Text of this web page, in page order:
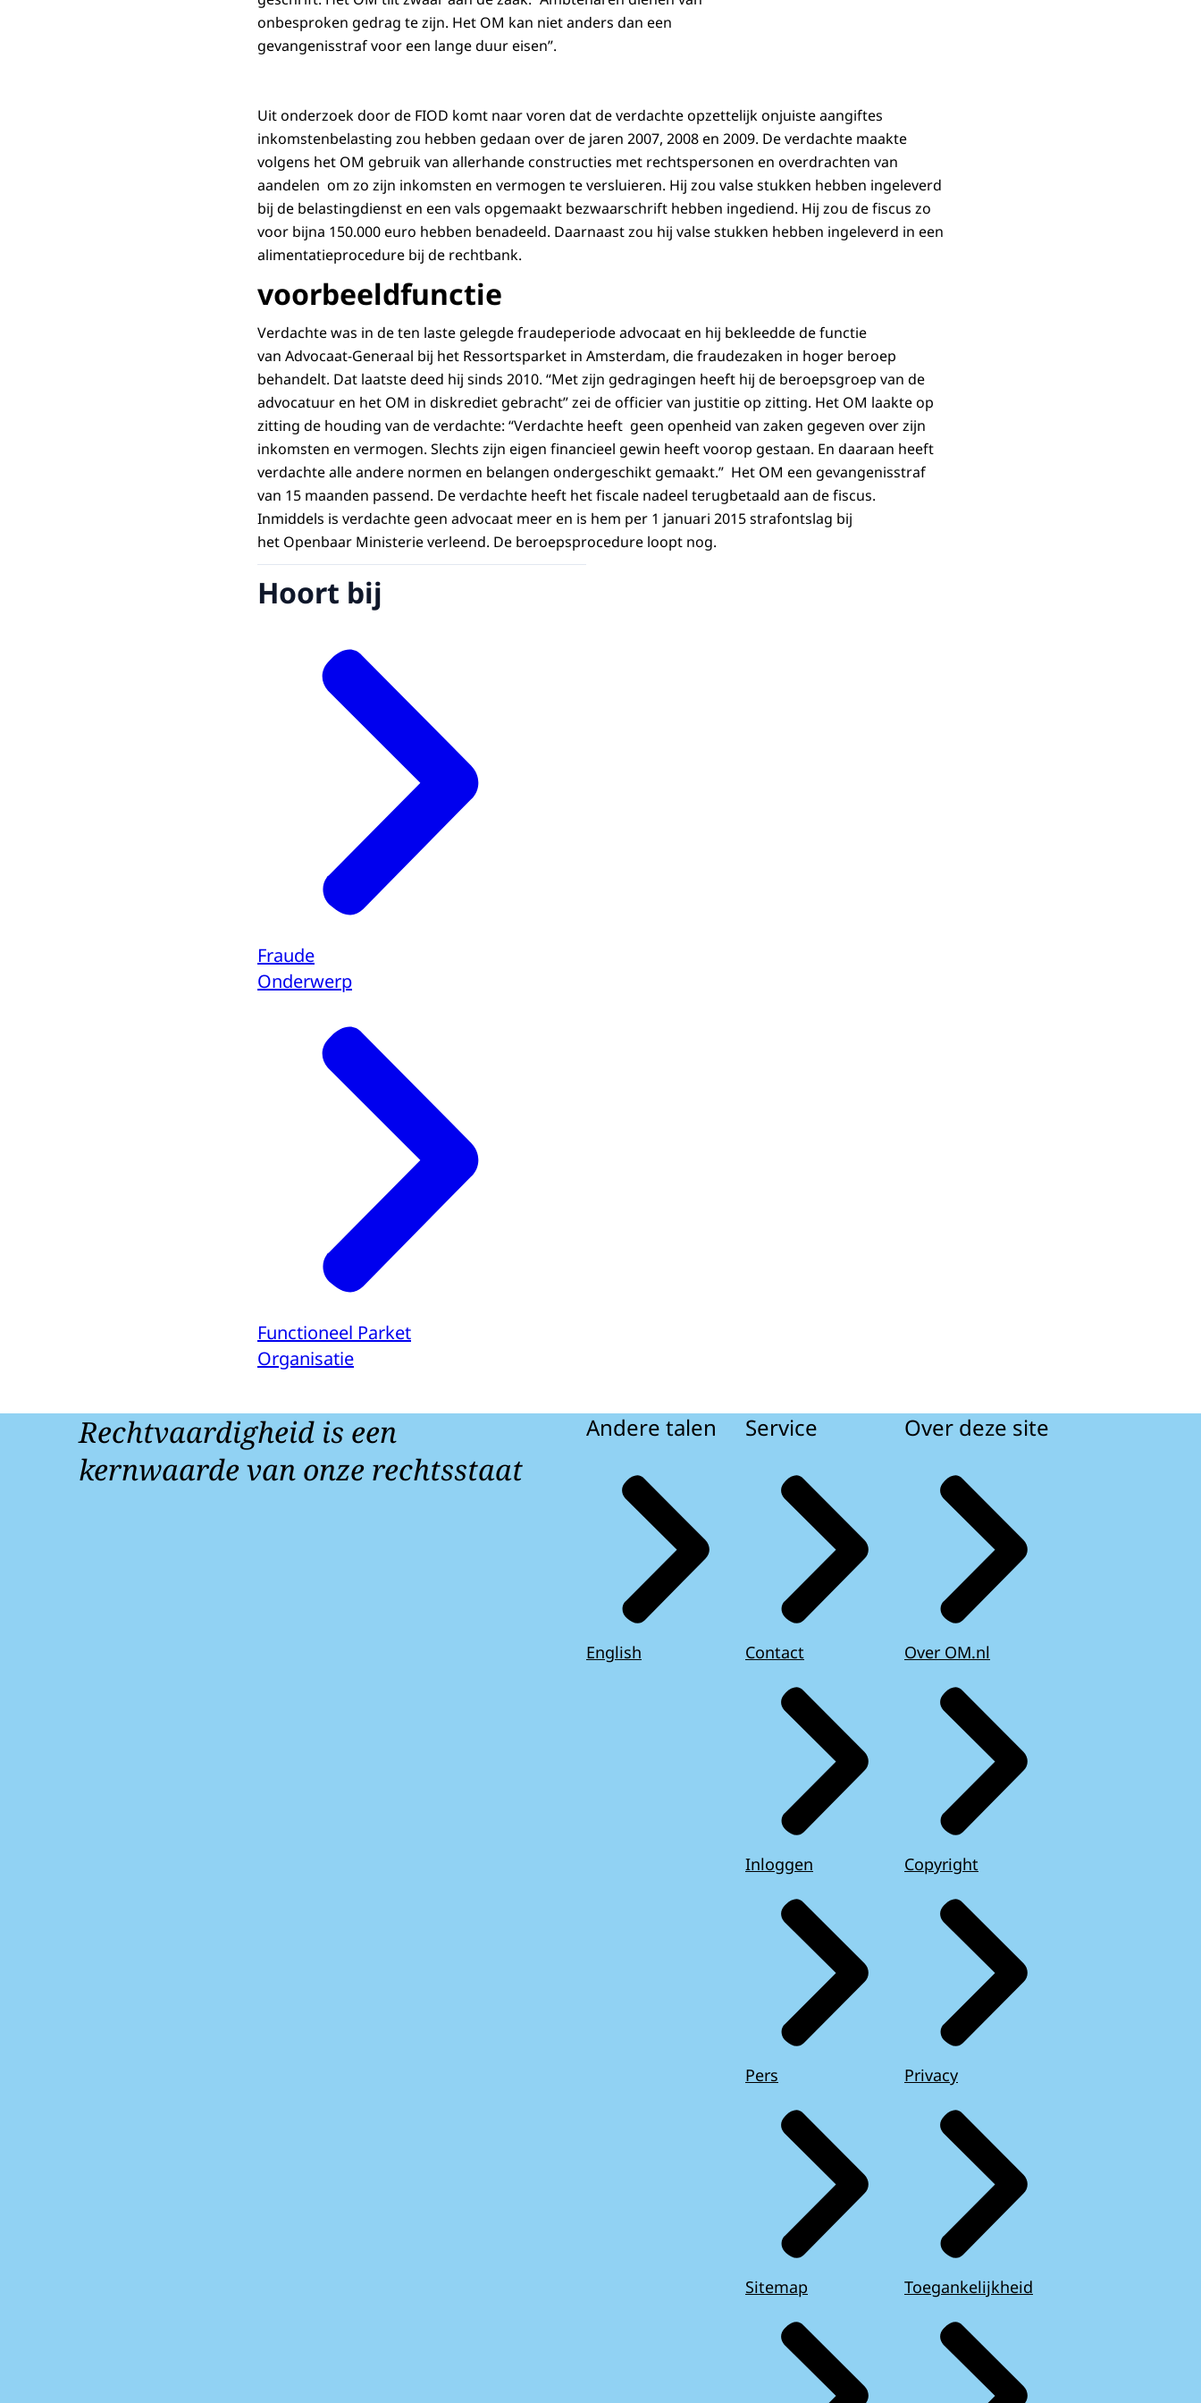
onbesproken gedrag te zijn. Het OM kan niet anders dan een
gevangenisstraf voor een lange duur eisen”.
Uit onderzoek door de FIOD komt naar voren dat de verdachte opzettelijk onjuiste aangiftes
inkomstenbelasting zou hebben gedaan over de jaren 2007, 2008 en 2009. De verdachte maakte
volgens het OM gebruik van allerhande constructies met rechtspersonen en overdrachten van
aandelen om zo zijn inkomsten en vermogen te versluieren. Hij zou valse stukken hebben ingeleverd
bij de belastingdienst en een vals opgemaakt bezwaarschrift hebben ingediend. Hij zou de fiscus zo
voor bijna 150.000 euro hebben benadeeld. Daarnaast zou hij valse stukken hebben ingeleverd in een
alimentatieprocedure bij de rechtbank.
voorbeeldfunctie
Verdachte was in de ten laste gelegde fraudeperiode advocaat en hij bekleedde de functie
van Advocaat-Generaal bij het Ressortsparket in Amsterdam, die fraudezaken in hoger beroep
behandelt. Dat laatste deed hij sinds 2010. “Met zijn gedragingen heeft hij de beroepsgroep van de
advocatuur en het OM in diskrediet gebracht” zei de officier van justitie op zitting. Het OM laakte op
zitting de houding van de verdachte: “Verdachte heeft geen openheid van zaken gegeven over zijn
inkomsten en vermogen. Slechts zijn eigen financieel gewin heeft voorop gestaan. En daaraan heeft
verdachte alle andere normen en belangen ondergeschikt gemaakt.” Het OM een gevangenisstraf
van 15 maanden passend. De verdachte heeft het fiscale nadeel terugbetaald aan de fiscus.
Inmiddels is verdachte geen advocaat meer en is hem per 1 januari 2015 strafontslag bij
het Openbaar Ministerie verleend. De beroepsprocedure loopt nog.
Hoort bij
Fraude
Onderwerp
Functioneel Parket
Organisatie
Rechtvaardigheid is een
kernwaarde van onze rechtsstaat
Andere talen
English
Service
Contact
Inloggen
Pers
Sitemap
Over deze site
Over OM.nl
Copyright
Privacy
Toegankelijkheid